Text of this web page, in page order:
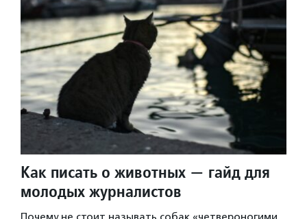
Как писать о животных — гайд для
молодых журналистов